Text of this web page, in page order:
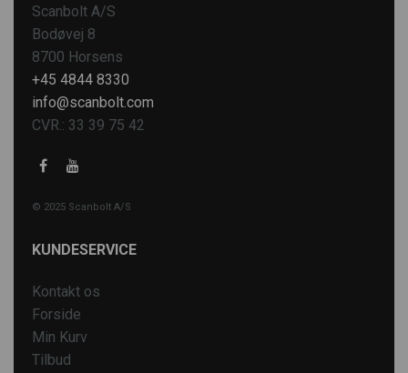
Scanbolt A/S
Bodøvej 8
8700 Horsens
+45 4844 8330
info@scanbolt.com
CVR.: 33 39 75 42
© 2025 Scanbolt A/S
KUNDESERVICE
Kontakt os
Forside
Min Kurv
Tilbud